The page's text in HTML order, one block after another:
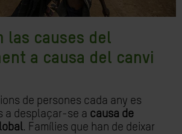
las causes del
a causa del canvi
de persones cada any es
a desplaçar-se a causa de
. Famílies que han de deixar